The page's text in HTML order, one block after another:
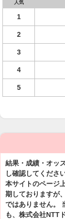
人気
1
2
3
4
5
結果・成績・オッ
し確認してください
本サイトのページ
期しておりますが
ではありません。
も、株式会社NTT